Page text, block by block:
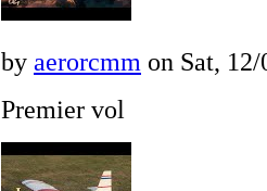
by aerorcmm on Sat,
Premier vol